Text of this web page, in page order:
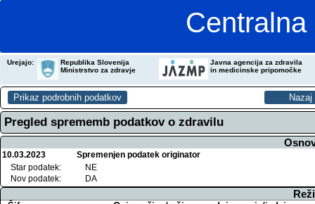
Urejajo:
Republika Slovenija
Ministrstvo za zdravje
Javna agencija za zdravila
in medicinske pripomočke
Pregled sprememb podatkov o zdravilu
10.03.2023
Spremenjen podatek originator
Star podatek:
NE
Nov podatek:
DA